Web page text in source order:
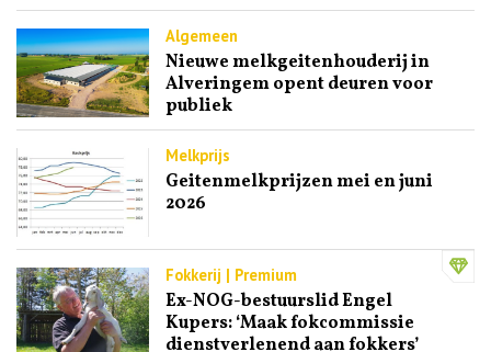
Algemeen
Nieuwe melkgeitenhouderij in
Alveringem opent deuren voor
publiek
Melkprijs
Geitenmelkprijzen mei en juni
2026
Fokkerij | Premium
Ex-NOG-bestuurslid Engel
Kupers: ‘Maak fokcommissie
dienstverlenend aan fokkers’